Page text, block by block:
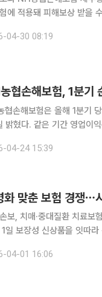
적용돼 피해보상 받을 수 있게 됐다고 30일
04-30 08:19
협손해보험, 1분
협손해보험은 올해 1분기
억원으로 전년 동기보다 82.0% 늘었다. 법인세비용차감
로 전년 동기(0.65%)보
04-24 15:39
화 맞춘 보험 경쟁⋯
보, 치매·중대질환 치료보험
일 보장성 신상품을 잇따
시니어 특화 브랜드 ‘NH
04-01 16:06